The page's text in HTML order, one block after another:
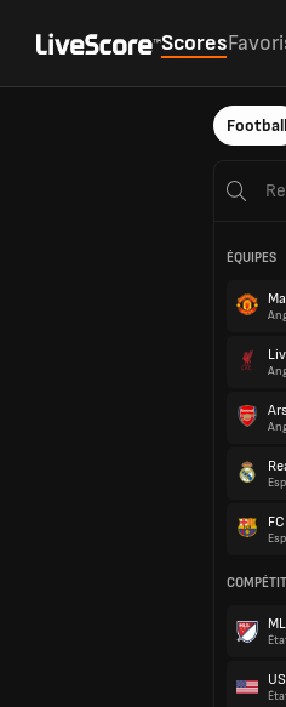
Scores
Football
ÉQUIPES